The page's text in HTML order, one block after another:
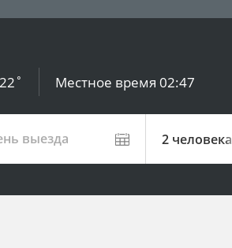
Местное время 02:47
выезда 2 человека